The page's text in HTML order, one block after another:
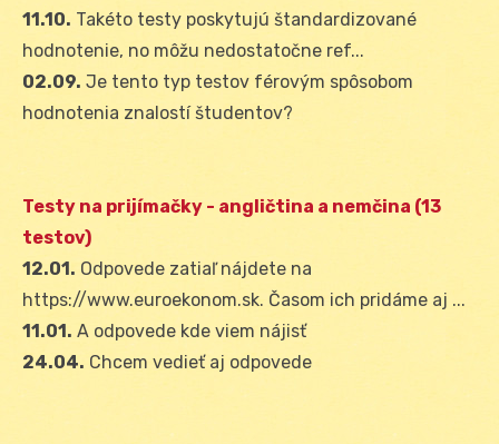
11.10. Takéto testy poskytujú štandardizované
hodnotenie, no môžu nedostatočne ref...
02.09. Je tento typ testov férovým spôsobom
hodnotenia znalostí študentov?
Testy na prijímačky - angličtina a nemčina (13
testov)
12.01. Odpovede zatiaľ nájdete na
https://www.euroekonom.sk. Časom ich pridáme aj ...
11.01. A odpovede kde viem nájisť
24.04. Chcem vedieť aj odpovede